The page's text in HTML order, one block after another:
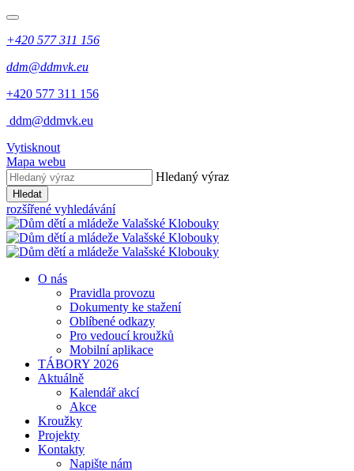
+420 577 311 156
ddm@ddmvk.eu
+420 577 311 156
ddm@ddmvk.eu
Vytisknout
Mapa webu
Hledaný výraz
Hledat
rozšířené vyhledávání
O nás
Pravidla provozu
Dokumenty ke stažení
Oblíbené odkazy
Pro vedoucí kroužků
Mobilní aplikace
TÁBORY 2026
Aktuálně
Kalendář akcí
Akce
Kroužky
Projekty
Kontakty
Napište nám